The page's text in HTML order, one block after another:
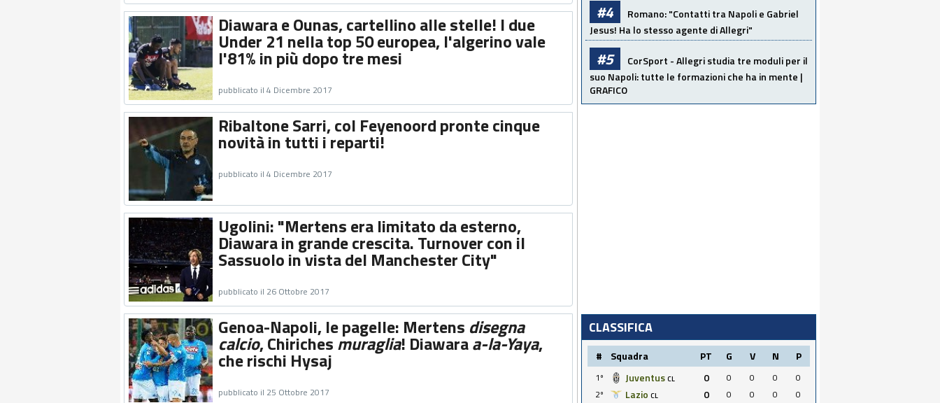
Diawara e Ounas, cartellino alle stelle! I due
Under 21 nella top 50 europea, l'algerino vale
l'81% in più dopo tre mesi
pubblicato il 4 Dicembre 2017
Ribaltone Sarri, col Feyenoord pronte cinque
novità in tutti i reparti!
pubblicato il 4 Dicembre 2017
Ugolini: "Mertens era limitato da esterno,
Diawara in grande crescita. Turnover con il
Sassuolo in vista del Manchester City"
pubblicato il 26 Ottobre 2017
Genoa-Napoli, le pagelle: Mertens disegna
calcio, Chirichesmuraglia! Diawaraa-la-Yaya,
che rischi Hysaj
pubblicato il 25 Ottobre 2017
#4 Romano: "Contatti tra Napoli e Gabriel
Jesus! Ha lo stesso agente di Allegri"
#5 CorSport - Allegri studia tre moduli per il
suo Napoli: tutte le formazioni che ha in mente |
GRAFICO
CLASSIFICA
# Squadra PT G V N P
1º Juventus CL 0 0 0 0
0
2º
Lazio CL 0 0 0 0
0